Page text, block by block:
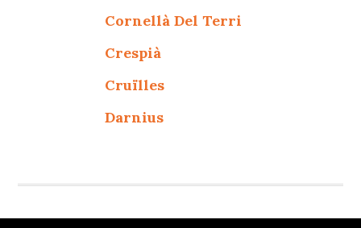
Cornellà Del Terri
Crespià
Cruïlles
Darnius